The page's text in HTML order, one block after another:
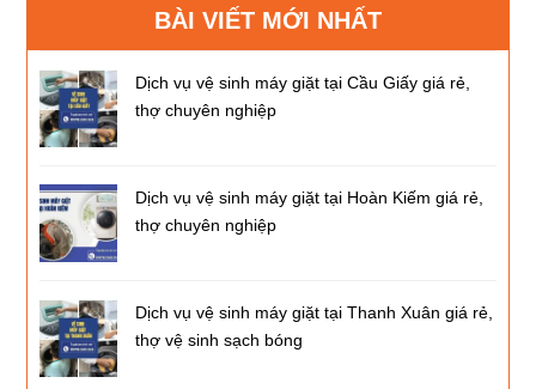
BÀI VIẾT MỚI NHẤT
Dịch vụ vệ sinh máy giặt tại Cầu Giấy giá rẻ,
thợ chuyên nghiệp
Dịch vụ vệ sinh máy giặt tại Hoàn Kiếm giá rẻ,
thợ chuyên nghiệp
Dịch vụ vệ sinh máy giặt tại Thanh Xuân giá rẻ,
thợ vệ sinh sạch bóng